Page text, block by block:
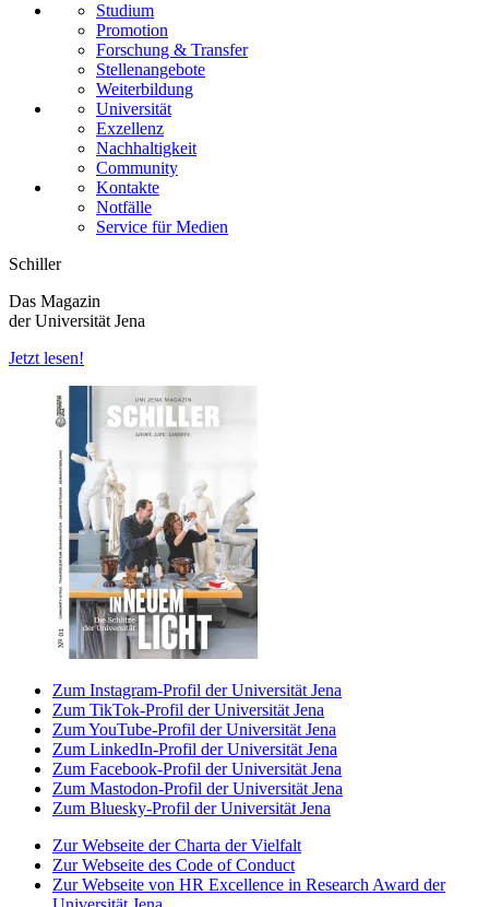
Studium
Promotion
Forschung & Transfer
Stellenangebote
Weiterbildung
Universität
Exzellenz
Nachhaltigkeit
Community
Kontakte
Notfälle
Service für Medien
Schiller
Das Magazin
der Universität Jena
Jetzt lesen!
Zum Instagram-Profil der Universität Jena
Zum TikTok-Profil der Universität Jena
Zum YouTube-Profil der Universität Jena
Zum LinkedIn-Profil der Universität Jena
Zum Facebook-Profil der Universität Jena
Zum Mastodon-Profil der Universität Jena
Zum Bluesky-Profil der Universität Jena
Zur Webseite der Charta der Vielfalt
Zur Webseite des Code of Conduct
Zur Webseite von HR Excellence in Research Award der